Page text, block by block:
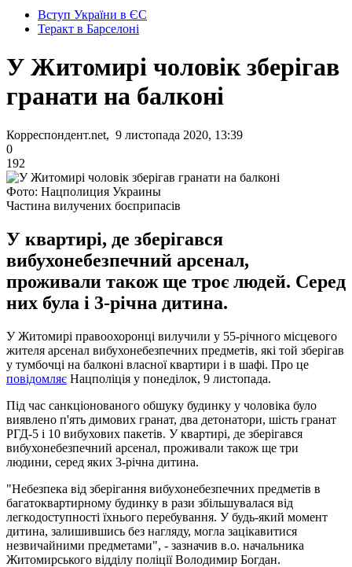
Вступ України в ЄС
Теракт в Барселоні
У Житомирі чоловік зберігав
гранати на балконі
Корреспондент.net, 9 листопада 2020, 13:39
0
192
Фото: Нацполиция Украины
Частина вилучених боєприпасів
У квартирі, де зберігався
вибухонебезпечний арсенал,
проживали також ще троє людей. Серед
них була і 3-річна дитина.
У Житомирі правоохоронці вилучили у 55-річного місцевого
жителя арсенал вибухонебезпечних предметів, які той зберігав
у тумбочці на балконі власної квартири і в шафі. Про це
повідомляє Нацполіція у понеділок, 9 листопада.
Під час санкціонованого обшуку будинку у чоловіка було
виявлено п'ять димових гранат, два детонатори, шість гранат
РГД-5 і 10 вибухових пакетів. У квартирі, де зберігався
вибухонебезпечний арсенал, проживали також ще три
людини, серед яких 3-річна дитина.
"Небезпека від зберігання вибухонебезпечних предметів в
багатоквартирному будинку в рази збільшувалася від
легкодоступності їхнього перебування. У будь-який момент
дитина, залишившись без нагляду, могла зацікавитися
незвичайними предметами", - зазначив в.о. начальника
Житомирського відділу поліції Володимир Богдан.